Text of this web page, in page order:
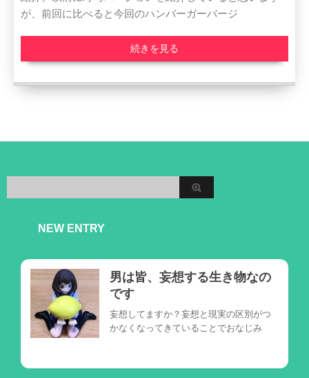
が、前回に比べると今回のハンバーガーバージ
続きを見る
NEW ENTRY
男は皆、妄想する生き物なの
です
妄想してますか？妄想と現実の区別がつ
かなくなってきていることでおなじみ